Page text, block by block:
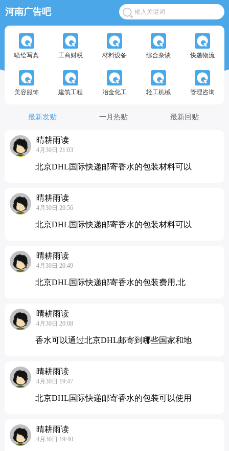
河南广告吧
喷绘写真 工商财税 材料设备 综合杂谈 快递物流
美容服饰 建筑工程 冶金化工 轻工机械 管理咨询
最新发贴 一月热贴 最新回贴
晴耕雨读
4月30日 21:03
北京DHL国际快递邮寄香水的包装材料可以
晴耕雨读
4月30日 20:56
北京DHL国际快递邮寄香水的包装材料可以
晴耕雨读
4月30日 20:49
北京DHL国际快递邮寄香水的包装费用,北
晴耕雨读
4月30日 20:08
香水可以通过北京DHL邮寄到哪些国家和地
晴耕雨读
4月30日 19:47
北京DHL国际快递邮寄香水的包装可以使用
晴耕雨读
4月30日 19:40